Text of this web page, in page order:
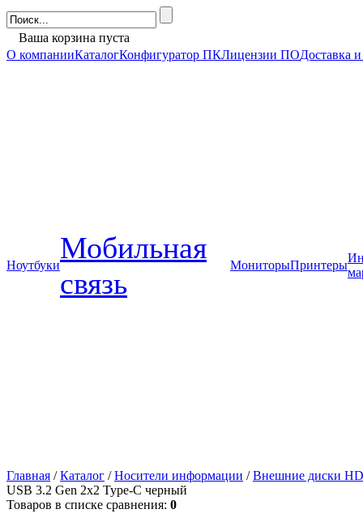
Ваша корзина пуста
О компанииКаталогКонфигуратор ПКЛицензии ПОДоставка
Ноутбуки
Мобильная
связь
МониторыПринтеры
Главная /Каталог /Носители информации /Внешние диски
USB 3.2 Gen 2x2 Type-C черный
Товаров в списке сравнения: 0